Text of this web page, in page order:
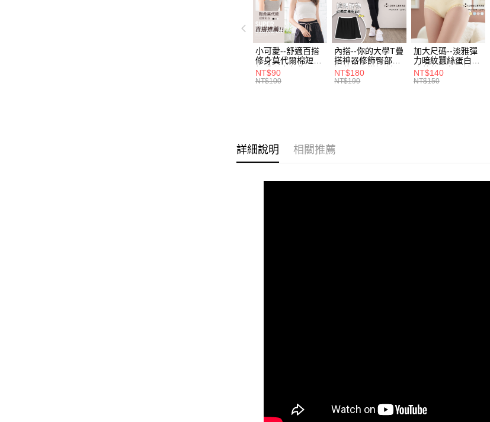
小可愛--舒適百搭
修身莫代爾棉短版
細肩帶素色背心
(白.黑.灰L-2L)-
NT$90
NT$100
內搭--你的大學T疊
搭神器修飾臀部下
擺萬用內搭裙/遮臀
裙(黑2L-6L)-Q155
NT$180
NT$190
加大尺碼--淡雅彈
力暗紋蠶絲蛋白無
痕蕾絲三角內褲
(白.粉.藍.黃XL-
NT$140
NT$150
詳細說明 相關推薦